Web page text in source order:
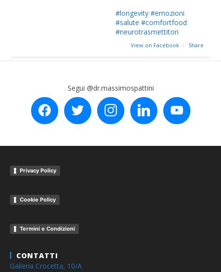
#longevity #emozioni
#salute #comfortfood
#neurotrasmettitori
View on Facebook · Share
Segui @dr.massimospattini
facebook
twitter instagram linkedin youtube
Privacy Policy
Cookie Policy
Termini e Condizioni
CONTATTI
Galleria Crocetta, 10/A